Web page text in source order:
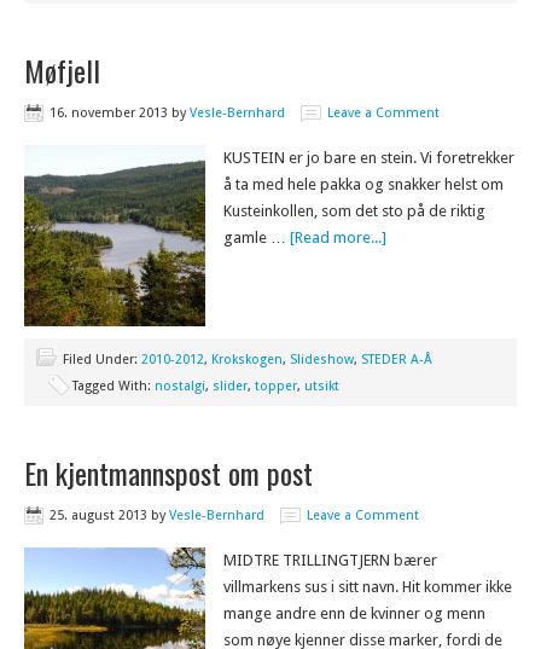
Møfjell
16. november 2013 byVesle-Bernhard Leave a Comment
KUSTEIN er jo bare en stein. Vi foretrekker
å ta med hele pakka og snakker helst om
Kusteinkollen, som det sto på de riktig
gamle … [Read more...]
Filed Under: 2010-2012, Krokskogen, Slideshow, STEDER A-Å
Tagged With: nostalgi, slider, topper, utsikt
En kjentmannspost om post
25. august 2013 byVesle-Bernhard Leave a Comment
MIDTRE TRILLINGTJERN bærer
villmarkens sus i sitt navn. Hit kommer ikke
mange andre enn de kvinner og menn
som nøye kjenner disse marker, fordi de